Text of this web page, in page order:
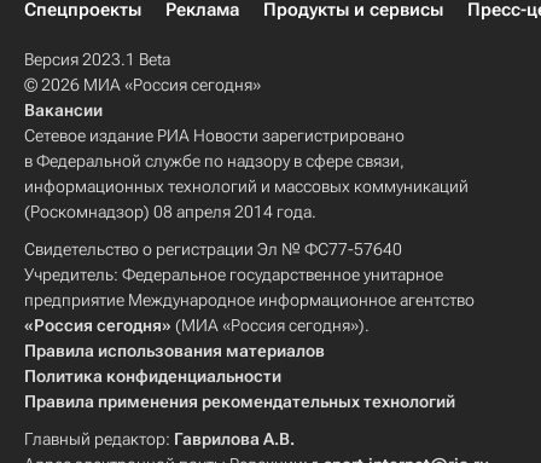
Спецпроекты
Реклама Продукты и сервисы Пресс-
Версия 2023.1 Beta
© 2026 МИА «Россия сегодня»
Вакансии
Сетевое издание РИА Новости зарегистрировано
в Федеральной службе по надзору в сфере связи,
информационных технологий и массовых коммуникаций
(Роскомнадзор) 08 апреля 2014 года.
Свидетельство о регистрации Эл № ФС77-57640
Учредитель: Федеральное государственное унитарное
предприятие Международное информационное агентство
«Россия сегодня» (МИА «Россия сегодня»).
Правила использования материалов
Политика конфиденциальности
Правила применения рекомендательных технологий
Главный редактор: Гаврилова А.В.